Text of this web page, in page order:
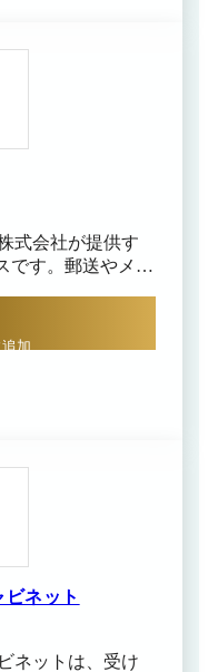
入金消込の効率
上であればスマ
るワークフロー
も稟議手続きを進
法改正後も安心
式会社が提供す
です。郵送やメー
く正確にデータ
管理することで、
存法にも対応
速します。
加
ネット
ネットは、受け